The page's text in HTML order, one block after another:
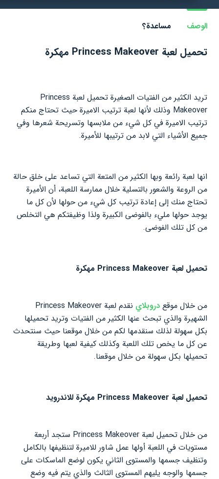
الوصف مساعدة؟
تحميل لعبة Princess Makeover مهكرة
تريد الكثير من الفتيات الصغيرة تحميل لعبة Princess
Makeover وذلك لأنها لعبة ترتيب الاميرة حيث تحتاج منكم
ترتيب الاميرة في كل شيء من ملابسها وتسريحة شعرها وفي
جميع الأشياء التي لابد من ترتيبها للأميرة.
انها لعبة رائعة وبها الكثير من المتعة التي تساعد على خلق حالة
من الروعة والشعور بالتسلية خلال ممارسة اللعبة، أن الأميرة
تحتاج منك إلى إعادة ترتيب كل شيء من حولها لأن كل ما
يوجد حولها مليء بالفوضى الكبيرة ولذا وظيفتكم هي التخلص
من كل تلك الفوضى.
تحميل لعبة Princess Makeover مهكرة
من خلال موقع دروبلاي
نقدم لعبة Princess Makeover
الشهيرة والذي تبحث عنها الكثير من الفتيات وتريد تحميلها
بكل سهولة لذلك سنقدمها لكم من خلال موقعنا حيث سنتحدث
عن كل ما يخص تلك اللعبة وكذلك كيفية لعبها وطريقة
تحميلها بكل سهولة من خلال موقعنا.
تحميل لعبة Princess Makeover مهكرة للاندرويد
من خلال تحميل لعبة Princess Makeover ستجد أربعة
مستويات في اللعبة أولها عمل شاور للاميرة لتنظيفها بالكامل
وتنظيف جسمها والمستوى الثاني يكون لوضع الماسكات على
جسمها والوجه يليهم المستوى الثالث والذي يتم فيه وضع